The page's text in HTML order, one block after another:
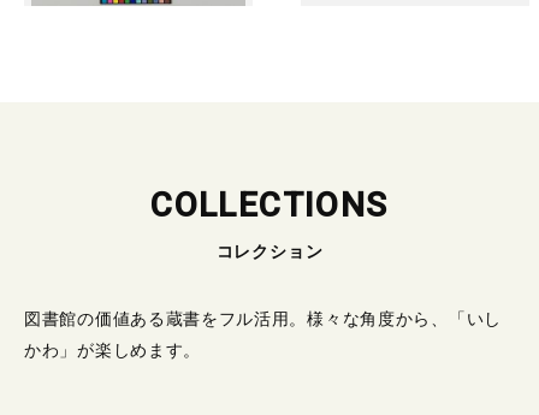
COLLECTIONS
コレクション
図書館の価値ある蔵書をフル活用。様々な角度から、「いし
かわ」が楽しめます。